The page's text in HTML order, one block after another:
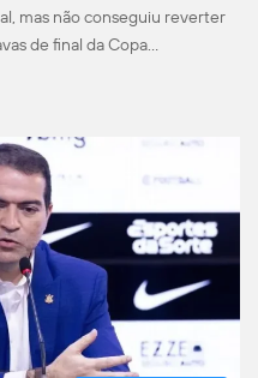
mas não conseguiu reverter
de final da Copa…